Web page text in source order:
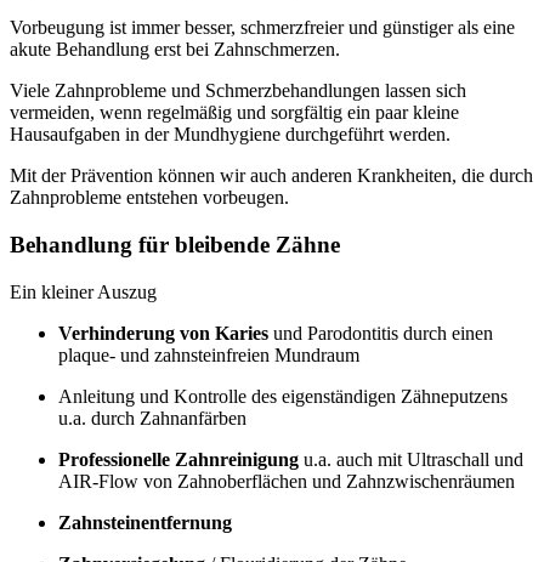
Vorbeugung ist immer besser, schmerzfreier und günstiger als eine
akute Behandlung erst bei Zahnschmerzen.
Viele Zahnprobleme und Schmerzbehandlungen lassen sich
vermeiden, wenn regelmäßig und sorgfältig ein paar kleine
Hausaufgaben in der Mundhygiene durchgeführt werden.
Mit der Prävention können wir auch anderen Krankheiten, die durch
Zahnprobleme entstehen vorbeugen.
Behandlung für bleibende Zähne
Ein kleiner Auszug
Verhinderung von Karies und Parodontitis durch einen
plaque- und zahnsteinfreien Mundraum
Anleitung und Kontrolle des eigenständigen Zähneputzens
u.a. durch Zahnanfärben
Professionelle Zahnreinigung u.a. auch mit Ultraschall und
AIR-Flow von Zahnoberflächen und Zahnzwischenräumen
Zahnsteinentfernung